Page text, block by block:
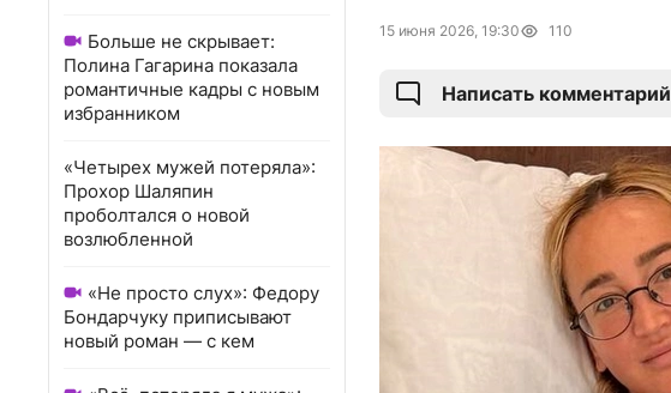
Больше не скрывает:
Полина Гагарина показала
романтичные кадры с новым
избранником
«Четырех мужей потеряла»:
Прохор Шаляпин
проболтался о новой
возлюбленной
«Не просто слух»: Федору
Бондарчуку приписывают
новый роман — с кем
15 июня 2026, 19:30 110
Написать комментарий